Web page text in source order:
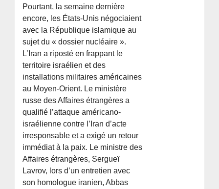
Pourtant, la semaine dernière
encore, les États-Unis négociaient
avec la République islamique au
sujet du « dossier nucléaire ».
L’Iran a riposté en frappant le
territoire israélien et des
installations militaires américaines
au Moyen-Orient. Le ministère
russe des Affaires étrangères a
qualifié l’attaque américano-
israélienne contre l’Iran d’acte
irresponsable et a exigé un retour
immédiat à la paix. Le ministre des
Affaires étrangères, Sergueï
Lavrov, lors d’un entretien avec
son homologue iranien, Abbas